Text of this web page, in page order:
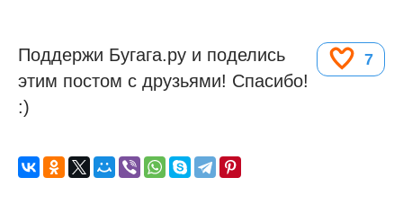
7
Поддержи Бугага.ру и поделись
этим постом с друзьями! Спасибо!
:)